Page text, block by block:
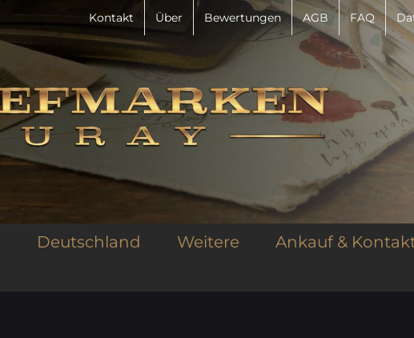
Kontakt Über Bewertungen AGB FAQ
Deutschland Weitere Ankauf &